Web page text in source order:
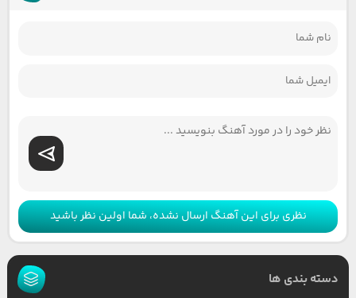
نظری برای این آهنگ ارسال نشده، شما اولین نظر باشید
دسته بندی ها